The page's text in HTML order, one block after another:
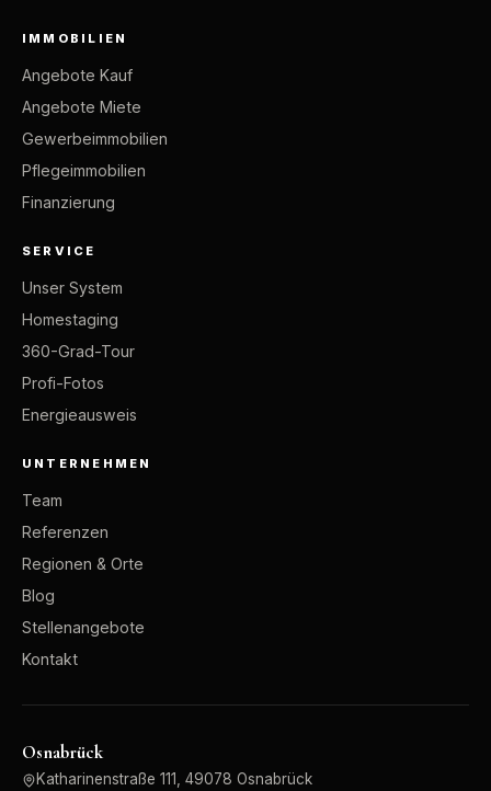
IMMOBILIEN
Angebote Kauf
Angebote Miete
Gewerbeimmobilien
Pflegeimmobilien
Finanzierung
SERVICE
Unser System
Homestaging
360-Grad-Tour
Profi-Fotos
Energieausweis
UNTERNEHMEN
Team
Referenzen
Regionen & Orte
Blog
Stellenangebote
Kontakt
Osnabrück
Katharinenstraße 111, 49078 Osnabrück